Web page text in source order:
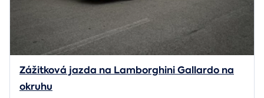
Zážitková jazda na Lamborghini Gallardo na
okruhu